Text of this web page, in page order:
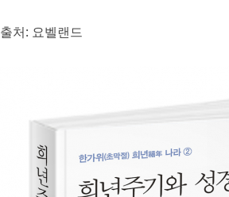
출처: 요벨랜드